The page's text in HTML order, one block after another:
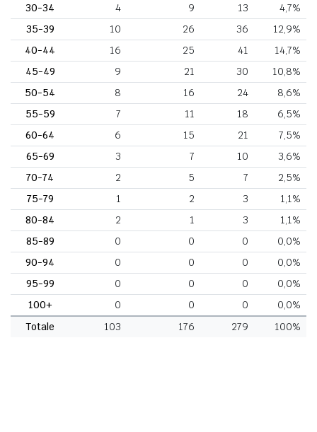
30-34
4 9 13
4,7%
35-39
10 26 36
12,9%
40-44
16 25 41
14,7%
45-49
9 21 30
10,8%
50-54
8 16 24
8,6%
55-59
7 11 18
6,5%
60-64
6 15 21
7,5%
65-69
3 7 10
3,6%
70-74
2 5 7
2,5%
75-79
1 2 3
1,1%
80-84
2 1 3
1,1%
85-89
0 0 0
0,0%
90-94
0 0 0
0,0%
95-99
0 0 0
0,0%
100+
0 0 0
0,0%
Totale
103 176 279 100%